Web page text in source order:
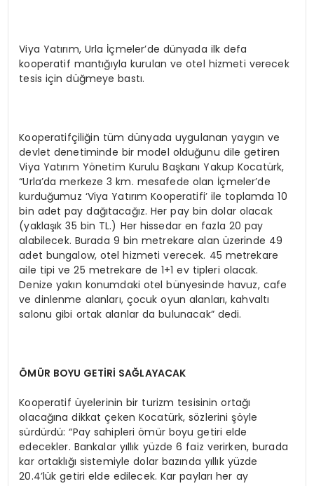
Viya Yatırım, Urla İçmeler’de dünyada ilk defa
kooperatif mantığıyla kurulan ve otel hizmeti verecek
tesis için düğmeye bastı.
Kooperatifçiliğin tüm dünyada uygulanan yaygın ve
devlet denetiminde bir model olduğunu dile getiren
Viya Yatırım Yönetim Kurulu Başkanı Yakup Kocatürk,
“Urla’da merkeze 3 km. mesafede olan İçmeler’de
kurduğumuz ‘Viya Yatırım Kooperatifi’ ile toplamda 10
bin adet pay dağıtacağız. Her pay bin dolar olacak
(yaklaşık 35 bin TL.) Her hissedar en fazla 20 pay
alabilecek. Burada 9 bin metrekare alan üzerinde 49
adet bungalow, otel hizmeti verecek. 45 metrekare
aile tipi ve 25 metrekare de 1+1 ev tipleri olacak.
Denize yakın konumdaki otel bünyesinde havuz, cafe
ve dinlenme alanları, çocuk oyun alanları, kahvaltı
salonu gibi ortak alanlar da bulunacak” dedi.
ÖMÜR BOYU GETİRİ SAĞLAYACAK
Kooperatif üyelerinin bir turizm tesisinin ortağı
olacağına dikkat çeken Kocatürk, sözlerini şöyle
sürdürdü: “Pay sahipleri ömür boyu getiri elde
edecekler. Bankalar yıllık yüzde 6 faiz verirken, burada
kar ortaklığı sistemiyle dolar bazında yıllık yüzde
20.4’lük getiri elde edilecek. Kar payları her ay